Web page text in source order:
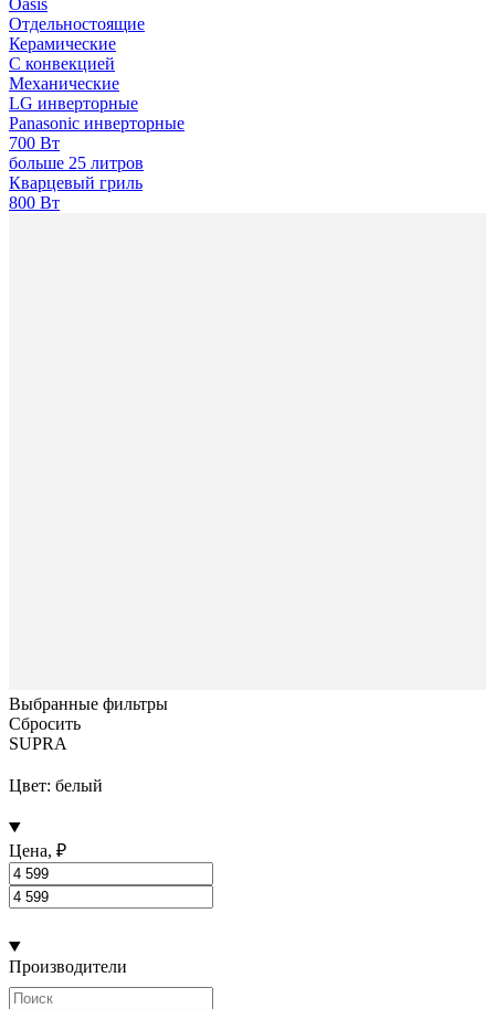
Отдельностоящие
Керамические
С конвекцией
Механические
LG инверторные
Panasonic инверторные
700 Вт
больше 25 литров
Кварцевый гриль
800 Вт
Выбранные фильтры
Сбросить
SUPRA
Цвет: белый
Цена, ₽
Производители